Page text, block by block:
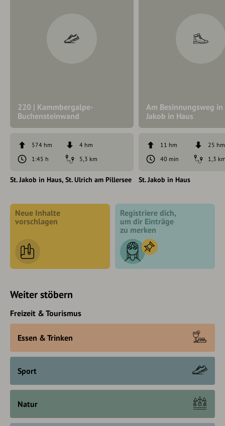
220 | Kammbergalpe-
Buchensteinwand
574 hm
4 hm
1:45 h
5,3 km
St. Jakob in Haus St. Ulrich am Pillersee
Am Besinnungsweg in
Jakob in Haus
11 hm
25 hm
40 min
1,3
St. Jakob in Haus
Neue Inhalte
vorschlagen
Registriere dich,
um dir Einträge
zu merken
Weiter stöbern
Freizeit & Tourismus
Essen & Trinken
Sport
Natur